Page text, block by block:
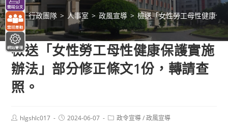
> 行政團隊 > 人事室 > 政風宣導 > 檢送「女性勞工母性健康保
檢送「女性勞工母性健康保護實施
辦法」部分修正條文1份，轉請查
照。
Posthlgshlc017
Post2024-06-07
Post政令宣導 / 政風宣導